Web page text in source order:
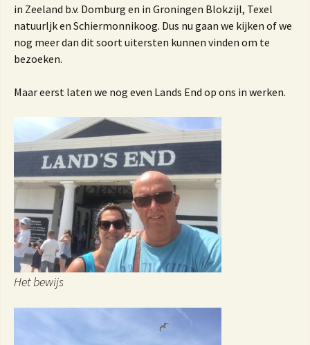
in Zeeland b.v. Domburg en in Groningen Blokzijl, Texel
natuurljk en Schiermonnikoog. Dus nu gaan we kijken of we
nog meer dan dit soort uitersten kunnen vinden om te
bezoeken.
Maar eerst laten we nog even Lands End op ons in werken.
Het bewijs